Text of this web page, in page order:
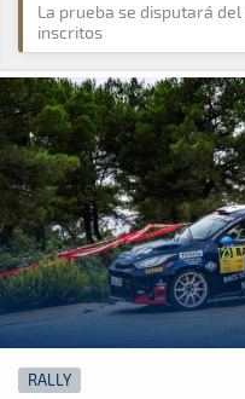
La prueba se disputará
inscritos
RALLY